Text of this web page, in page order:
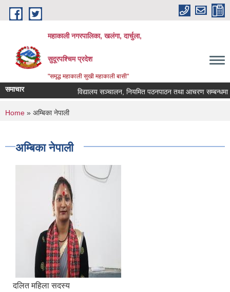
Skip to main content
महाकाली नगरपालिका, खलंगा, दार्चुला,
सुदूरपश्चिम प्रदेश
"समृद्ध महाकाली सुखी महाकाली बासी"
समाचार विद्यालय सञ्चालन, नियमित पठनपाठन तथा आचरण सम्बन्धमा
You are here
Home » अम्बिका नेपाली
अम्बिका नेपाली
दलित महिला सदस्य